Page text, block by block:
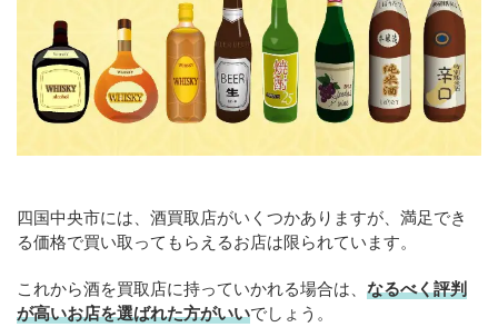
四国中央市には、酒買取店がいくつかありますが、満足でき
る価格で買い取ってもらえるお店は限られています。
これから酒を買取店に持っていかれる場合は、 なるべく評判
が高いお店を選ばれた方がいいでしょう。